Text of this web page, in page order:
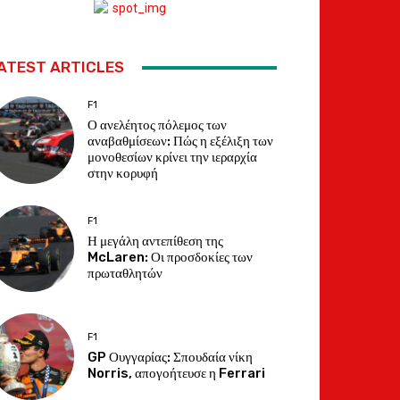
ARTICLES
F1
Ο ανελέητος πόλεμος των
αναβαθμίσεων: Πώς η εξέλιξη των
μονοθεσίων κρίνει την ιεραρχία
στην κορυφή
F1
Η μεγάλη αντεπίθεση της
McLaren: Οι προσδοκίες των
πρωταθλητών
F1
GP Ουγγαρίας: Σπουδαία νίκη
Norris, απογοήτευσε η Ferrari